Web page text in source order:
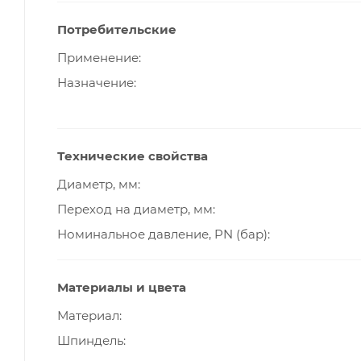
Потребительские
Применение
Назначение
Технические свойства
Диаметр, мм
Переход на диаметр, мм
Номинальное давление, PN (бар)
Материалы и цвета
Материал
Шпиндель